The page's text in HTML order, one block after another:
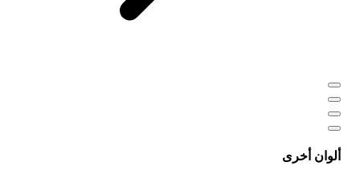
ألوان أخرى